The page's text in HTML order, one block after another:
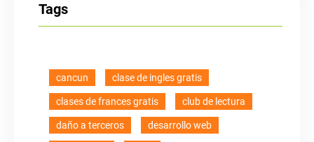
Tags
cancun clase de ingles gratis
clases de frances gratis club de lectura
daño a terceros desarrollo web